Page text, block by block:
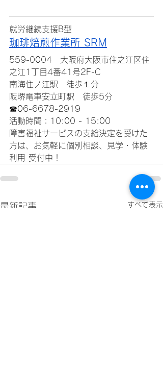
就労継続支援B型
珈琲焙煎作業所 SRM
559-0004　大阪府大阪市住之江区住
之江1丁目4番41号2F-C
南海住ノ江駅　徒歩１分
阪堺電車安立町駅　徒歩5分
☎06-6678-2919
活動時間：10:00 - 15:00
障害福祉サービスの支給決定を受けた
方は、お気軽に個別相談、見学・体験
利用 受付中！
最新記事 すべて表示